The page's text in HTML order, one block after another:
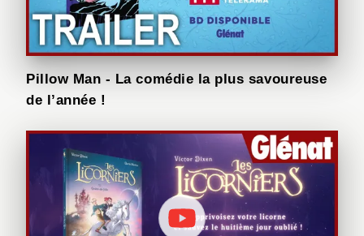
Pillow Man - La comédie la plus savoureuse
de l’année !